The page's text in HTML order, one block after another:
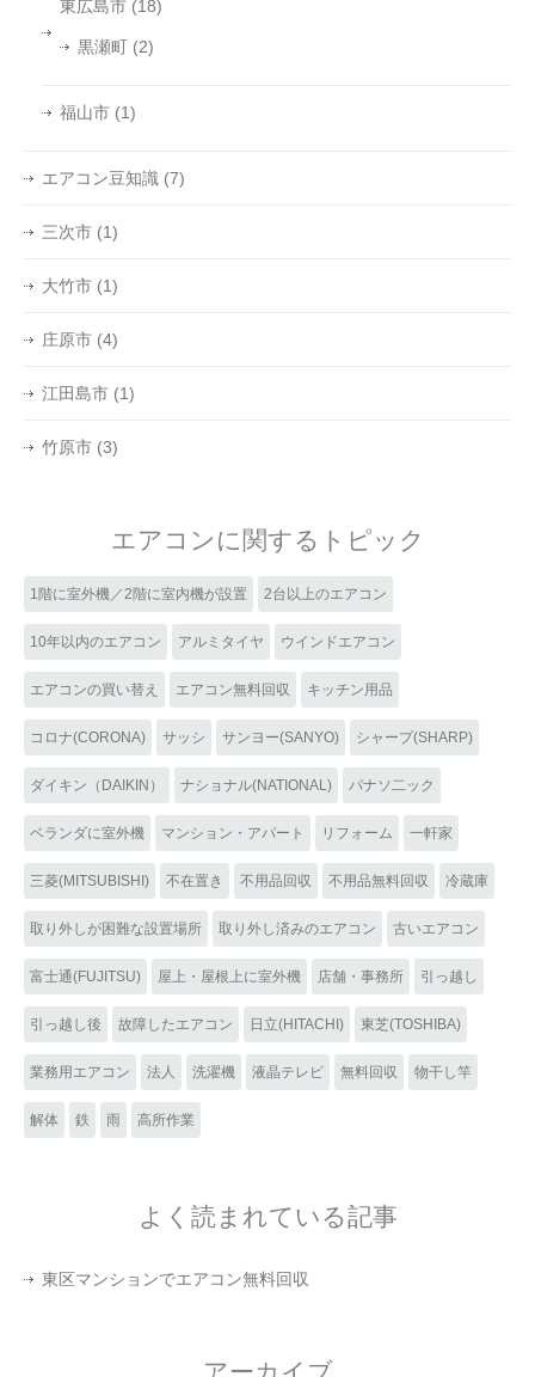
東広島市 (18)
黒瀬町 (2)
福山市 (1)
エアコン豆知識 (7)
三次市 (1)
大竹市 (1)
庄原市 (4)
江田島市 (1)
竹原市 (3)
エアコンに関するトピック
1階に室外機／2階に室内機が設置 2台以上のエアコン
10年以内のエアコン アルミタイヤ ウインドエアコン
エアコンの買い替え エアコン無料回収 キッチン用品
コロナ(CORONA) サッシ サンヨー(SANYO) シャープ(SHARP)
ダイキン（DAIKIN） ナショナル(NATIONAL) パナソ二ック
ベランダに室外機 マンション・アパート リフォーム 一軒家
三菱(MITSUBISHI) 不在置き 不用品回収 不用品無料回収 冷蔵庫
取り外しが困難な設置場所 取り外し済みのエアコン 古いエアコン
富士通(FUJITSU) 屋上・屋根上に室外機 店舗・事務所 引っ越し
引っ越し後 故障したエアコン 日立(HITACHI) 東芝(TOSHIBA)
業務用エアコン 法人 洗濯機 液晶テレビ 無料回収 物干し竿
解体 鉄 雨 高所作業
よく読まれている記事
東区マンションでエアコン無料回収